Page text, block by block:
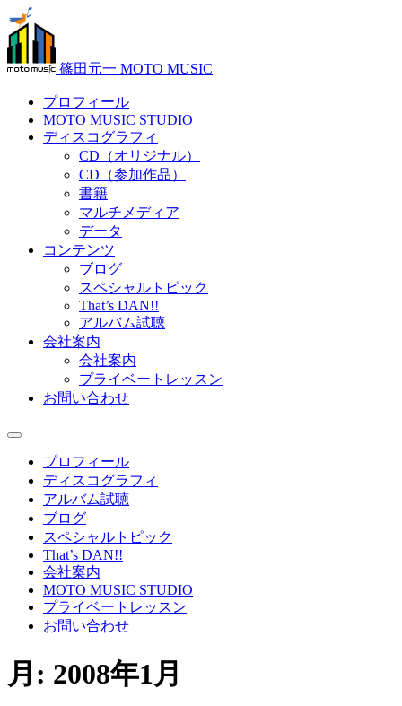
篠田元一 MOTO MUSIC
プロフィール
MOTO MUSIC STUDIO
ディスコグラフィ
CD（オリジナル）
CD（参加作品）
書籍
マルチメディア
データ
コンテンツ
ブログ
スペシャルトピック
That’s DAN!!
アルバム試聴
会社案内
会社案内
プライベートレッスン
お問い合わせ
プロフィール
ディスコグラフィ
アルバム試聴
ブログ
スペシャルトピック
That’s DAN!!
会社案内
MOTO MUSIC STUDIO
プライベートレッスン
お問い合わせ
月: 2008年1月